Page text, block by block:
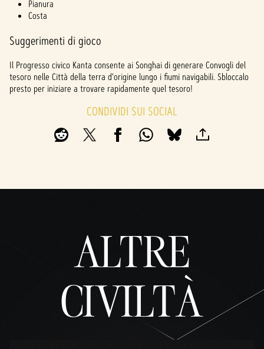
Pianura
Costa
Suggerimenti di gioco
Il Progresso civico Kanta consente ai Songhai di generare Convogli del
tesoro nelle Città della terra d'origine lungo i fiumi navigabili. Sbloccalo
presto per iniziare a trovare rapidamente quel tesoro!
CONDIVIDI SUI SOCIAL
ALTRE
CIVILTÀ